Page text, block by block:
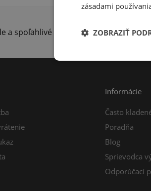
a spoľahlivé doručenie
Informácie
Často
Poradňa
Blog
Sprievodca
Odporúčací
zásadami
ZOBRAZIŤ